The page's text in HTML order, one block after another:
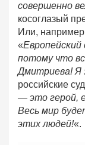
совершенно
косоглазый
Или,
«Европейский
потому что
Дмитриева! Я
российские
— это герой,
Весь мир
этих людей!«.